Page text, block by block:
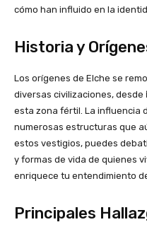
cómo han influido en la
Historia y
Los orígenes de Elche se
diversas civilizaciones, desde
esta zona fértil. La influencia
numerosas estructuras que
estos vestigios, puedes
y formas de vida de quienes
enriquece tu entendimiento
Principales